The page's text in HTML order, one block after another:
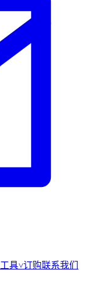
工具˅订购联系我们